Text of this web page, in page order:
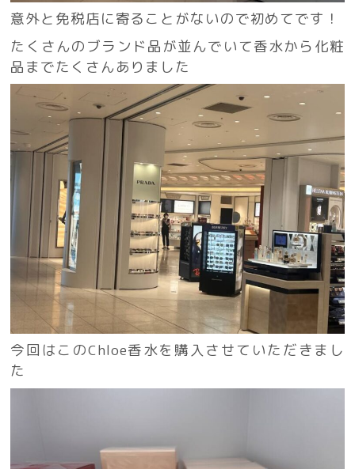
意外と免税店に寄ることがないので初めてです！
たくさんのブランド品が並んでいて香水から化粧
品までたくさんありました
今回はこのChloe香水を購入させていただきまし
た